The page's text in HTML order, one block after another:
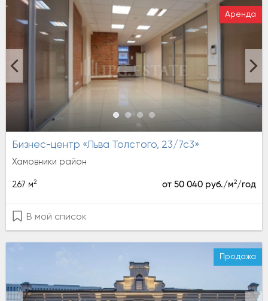
Аренда
Бизнес-центр «Льва Толстого, 23/7с3»
Хамовники район
267 м2 от 50 040 руб./м2/год
В мой список
Продажа